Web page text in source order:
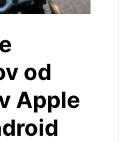
od
Apple